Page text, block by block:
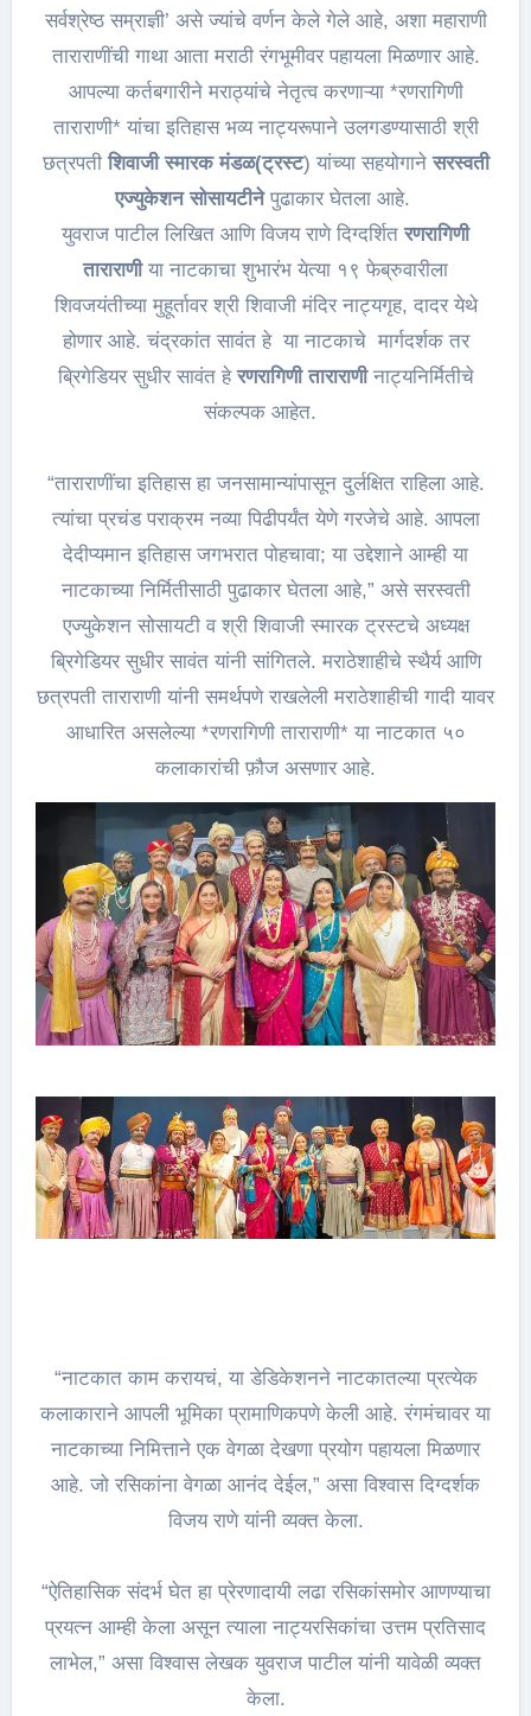
सर्वश्रेष्ठ सम्राज्ञी’ असे ज्यांचे वर्णन केले गेले आहे, अशा महाराणी
ताराराणींची गाथा आता मराठी रंगभूमीवर पहायला मिळणार आहे.
आपल्या कर्तबगारीने मराठ्यांचे नेतृत्व करणाऱ्या *रणरागिणी
ताराराणी* यांचा इतिहास भव्य नाट्यरूपाने उलगडण्यासाठी श्री
छत्रपतीशिवाजी स्मारक मंडळ(ट्रस्ट) यांच्या सहयोगानेसरस्वती
एज्युकेशन सोसायटीने पुढाकार घेतला आहे.
युवराज पाटील लिखित आणि विजय राणे दिग्दर्शितरणरागिणी
ताराराणीया नाटकाचा शुभारंभ येत्या १९ फेब्रुवारीला
शिवजयंतीच्या मुहूर्तावर श्री शिवाजी मंदिर नाट्यगृह, दादर येथे
होणार आहे. चंद्रकांत सावंत हे या नाटकाचे मार्गदर्शक तर
ब्रिगेडियर सुधीर सावंत हेरणरागिणी ताराराणीनाट्यनिर्मितीचे
संकल्पक आहेत.
“ताराराणींचा इतिहास हा जनसामान्यांपासून दुर्लक्षित राहिला आहे.
त्यांचा प्रचंड पराक्रम नव्या पिढीपर्यंत येणे गरजेचे आहे. आपला
देदीप्यमान इतिहास जगभरात पोहचावा; या उद्देशाने आम्ही या
नाटकाच्या निर्मितीसाठी पुढाकार घेतला आहे,” असे सरस्वती
एज्युकेशन सोसायटी व श्री शिवाजी स्मारक ट्रस्टचे अध्यक्ष
ब्रिगेडियर सुधीर सावंत यांनी सांगितले. मराठेशाहीचे स्थैर्य आणि
छत्रपती ताराराणी यांनी समर्थपणे राखलेली मराठेशाहीची गादी यावर
आधारित असलेल्या *रणरागिणी ताराराणी* या नाटकात ५०
कलाकारांची फ़ौज असणार आहे.
“नाटकात काम करायचं, या डेडिकेशनने नाटकातल्या प्रत्येक
कलाकाराने आपली भूमिका प्रामाणिकपणे केली आहे. रंगमंचावर या
नाटकाच्या निमित्ताने एक वेगळा देखणा प्रयोग पहायला मिळणार
आहे. जो रसिकांना वेगळा आनंद देईल,” असा विश्वास दिग्दर्शक
विजय राणे यांनी व्यक्त केला.
“ऐतिहासिक संदर्भ घेत हा प्रेरणादायी लढा रसिकांसमोर आणण्याचा
प्रयत्न आम्ही केला असून त्याला नाट्यरसिकांचा उत्तम प्रतिसाद
लाभेल,” असा विश्वास लेखक युवराज पाटील यांनी यावेळी व्यक्त
केला.